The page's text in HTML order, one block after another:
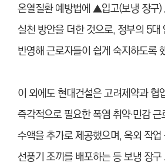
온열질환 예방법에 ▲입고(보냉 장구
실천 방안을 더한 것으로, 정부의 5대
반영해 근로자들이 쉽게 숙지하도록
이 외에도 현대건설은 고려제약과 협
즉각적으로 필요한 폭염 취약·민감
수액을 추가로 제공했으며, 옥외 작
선풍기 조끼를 배포하는 등 보냉 장